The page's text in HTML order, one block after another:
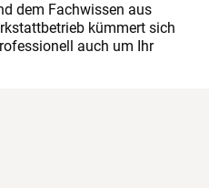
dem Fachwissen aus
kümmert sich
auch um Ihr